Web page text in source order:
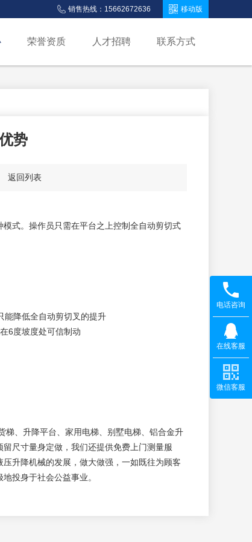
销售热线：15662672636 移动版
荣誉资质 人才招聘 联系方式
势
返回列表
式。操作员只需在平台之上控制全自动剪切式
能降低全自动剪切叉的提升
6度坡度处可信制动
、升降平台、家用电梯、别墅电梯、铝合金升
尺寸量身定做，我们还提供免费上门测量服
升降机械的发展，做大做强，一如既往为顾客
投身于社会公益事业。
电话咨询
在线客服
微信客服